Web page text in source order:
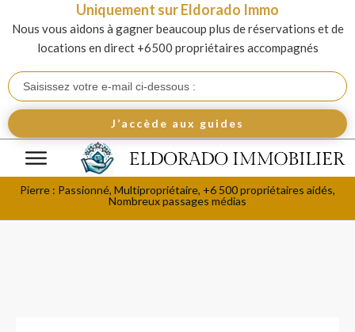
Uniquement sur Eldorado Immo
Nous vous aidons à gagner beaucoup plus de réservations et de
locations en direct +6500 propriétaires accompagnés
J’accède aux guides
Pierre : Passionné, Multipropriétaire, +6 500 propriétaires aidés,
Nombreux passages médias